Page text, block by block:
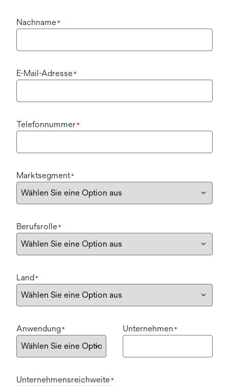
Nachname*
E-Mail-Adresse*
Telefonnummer*
Marktsegment*
Berufsrolle*
Land*
Anwendung* Unternehmen *
Unternehmensreichweite*